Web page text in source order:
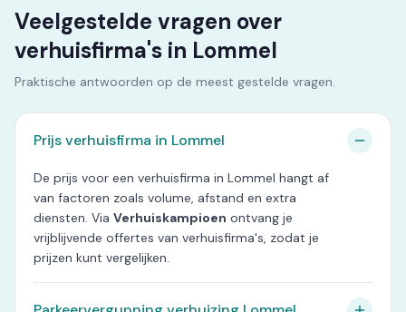
Veelgestelde vragen over
verhuisfirma's in Lommel
Praktische antwoorden op de meest gestelde vragen.
Prijs verhuisfirma in Lommel
De prijs voor een verhuisfirma in Lommel hangt af
van factoren zoals volume, afstand en extra
diensten. Via Verhuiskampioen ontvang je
vrijblijvende offertes van verhuisfirma's, zodat je
prijzen kunt vergelijken.